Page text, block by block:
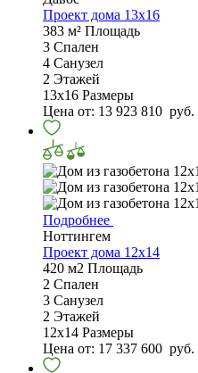
Проект дома 13х16
383 м² Площадь
3 Спален
4 Санузел
2 Этажей
13х16 Размеры
Цена от: 13 923 810 руб.
Подробнее
Ноттингем
Проект дома 12х14
420 м2 Площадь
2 Спален
3 Санузел
2 Этажей
12х14 Размеры
Цена от: 17 337 600 руб.